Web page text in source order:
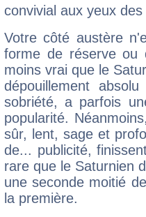
convivial aux yeux
Votre côté austère
forme de réserve
moins vrai que le
dépouillement
sobriété, a parfois
popularité.
sûr, lent, sage et
de... publicité,
rare que le Saturnien
une seconde moitié
la première.